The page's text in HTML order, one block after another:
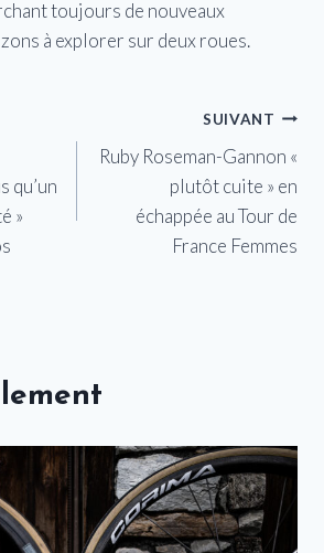
toujours de nouveaux
à explorer sur deux roues.
qu’un
»
SUIVANT
Ruby Roseman-Gannon «
plutôt cuite » en
échappée au Tour de
France Femmes